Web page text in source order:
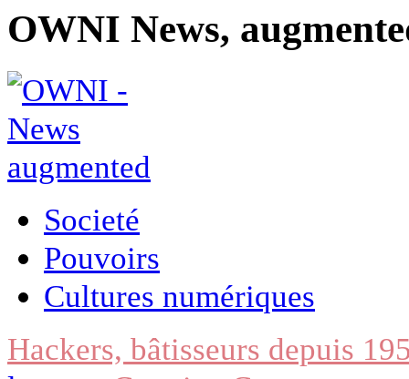
OWNI News,
Societé
Pouvoirs
Cultures numériques
Hackers, bâtisseurs depuis